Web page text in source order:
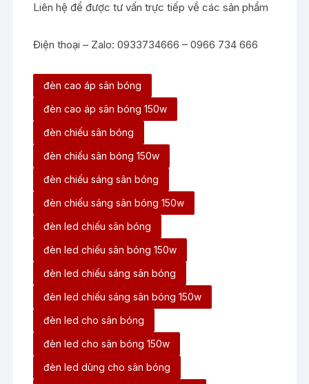
Liên hệ để được tư vấn trực tiếp về các sản phẩm
Điện thoại – Zalo: 0933734666 – 0966 734 666
đèn cao áp sân bóng
đèn cao áp sân bóng 150w
đèn chiếu sân bóng
đèn chiếu sân bóng 150w
đèn chiếu sáng sân bóng
đèn chiếu sáng sân bóng 150w
đèn led chiếu sân bóng
đèn led chiếu sân bóng 150w
đèn led chiếu sáng sân bóng
đèn led chiếu sáng sân bóng 150w
đèn led cho sân bóng
đèn led cho sân bóng 150w
đèn led dùng cho sân bóng